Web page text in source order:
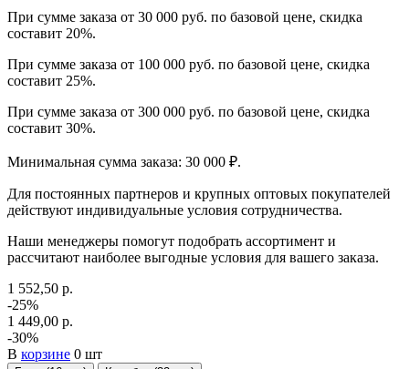
При сумме заказа от 30 000 руб. по базовой цене, скидка
составит 20%.
При сумме заказа от 100 000 руб. по базовой цене, скидка
составит 25%.
При сумме заказа от 300 000 руб. по базовой цене, скидка
составит 30%.
Минимальная сумма заказа: 30 000 ₽.
Для постоянных партнеров и крупных оптовых покупателей
действуют индивидуальные условия сотрудничества.
Наши менеджеры помогут подобрать ассортимент и
рассчитают наиболее выгодные условия для вашего заказа.
1 552,50 р.
-25%
1 449,00 р.
-30%
В корзине 0 шт